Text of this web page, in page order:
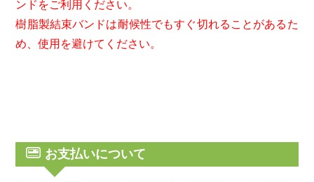
ンドをご利用ください。
樹脂製結束バンドは耐候性でもすぐ切れることがあるた
め、使用を避けてください。
お支払いについて